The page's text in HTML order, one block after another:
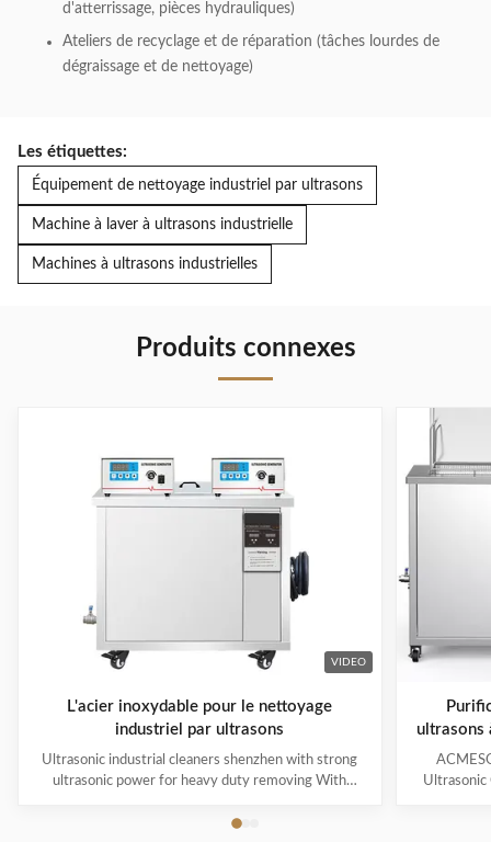
d'atterrissage, pièces hydrauliques)
Ateliers de recyclage et de réparation (tâches lourdes de
dégraissage et de nettoyage)
Les étiquettes:
Équipement de nettoyage industriel par ultrasons
Machine à laver à ultrasons industrielle
Machines à ultrasons industrielles
Produits connexes
VIDEO
L'acier inoxydable pour le nettoyage
industriel par ultrasons
Ultrasonic industrial cleaners shenzhen with strong
ultrasonic power for heavy duty removing With
widely used in engine block, engine parts cleaning,
ultrasons
Ultrasonic